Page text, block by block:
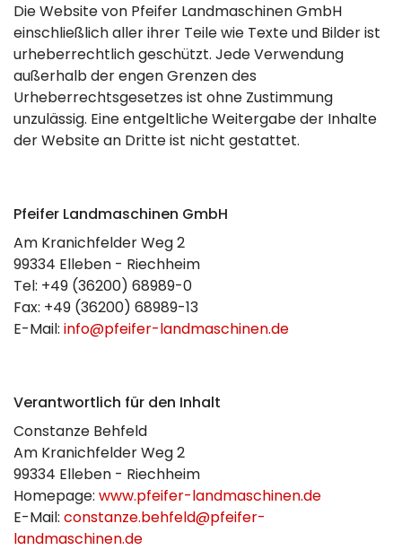
Die Website von Pfeifer Landmaschinen GmbH
einschließlich aller ihrer Teile wie Texte und Bilder ist
urheberrechtlich geschützt. Jede Verwendung
außerhalb der engen Grenzen des
Urheberrechtsgesetzes ist ohne Zustimmung
unzulässig. Eine entgeltliche Weitergabe der Inhalte
der Website an Dritte ist nicht gestattet.
Pfeifer Landmaschinen GmbH
Am Kranichfelder Weg 2
99334 Elleben - Riechheim
Tel: +49 (36200) 68989-0
Fax: +49 (36200) 68989-13
E-Mail: info@pfeifer-landmaschinen.de
Verantwortlich für den Inhalt
Constanze Behfeld
Am Kranichfelder Weg 2
99334 Elleben - Riechheim
Homepage: www.pfeifer-landmaschinen.de
E-Mail: constanze.behfeld@pfeifer-
landmaschinen.de